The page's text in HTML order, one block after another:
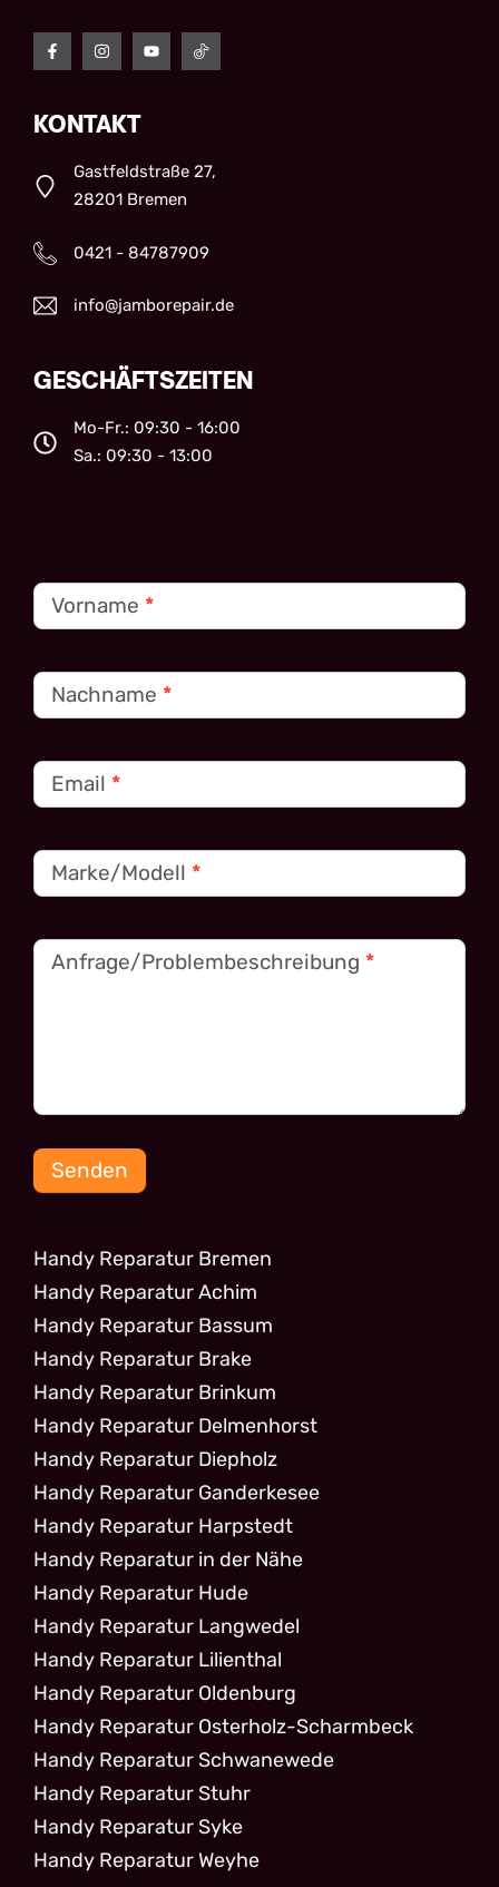
KONTAKT
Gastfeldstraße 27,
28201 Bremen
0421 - 84787909
info@jamborepair.de
GESCHÄFTSZEITEN
Mo-Fr.: 09:30 - 16:00
Sa.: 09:30 - 13:00
Kontakt
Vorname *
Nachname *
Email *
Marke/Modell *
Anfrage/Problembeschreibung *
Senden
Handy Reparatur Bremen
Handy Reparatur Achim
Handy Reparatur Bassum
Handy Reparatur Brake
Handy Reparatur Brinkum
Handy Reparatur Delmenhorst
Handy Reparatur Diepholz
Handy Reparatur Ganderkesee
Handy Reparatur Harpstedt
Handy Reparatur in der Nähe
Handy Reparatur Hude
Handy Reparatur Langwedel
Handy Reparatur Lilienthal
Handy Reparatur Oldenburg
Handy Reparatur Osterholz-Scharmbeck
Handy Reparatur Schwanewede
Handy Reparatur Stuhr
Handy Reparatur Syke
Handy Reparatur Weyhe